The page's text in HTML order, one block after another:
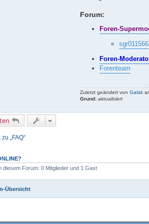
Forum:
Foren-
sgr011566
Foren-
Forenteam
Zuletzt geändert vonGalak
Grund: aktualisiert
„FAQ“
diesem Forum: 0 Mitglieder und 1 Gast
Übersicht